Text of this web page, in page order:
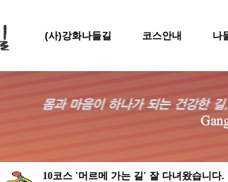
(사)강화나들길 코스안내 나
10코스 '머르메 가는 길' 잘 다녀왔습니다.